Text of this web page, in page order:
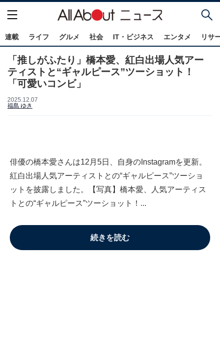
連載 ライフ グルメ 社会 IT・ビジネス エンタメ リサ
「推しがふたり」橋本愛、紅白出場人気アー
ティストと“ギャルピース”ツーショット！
「可愛いコンビ」
2025.12.07
福島 ゆき
俳優の橋本愛さんは12月5日、自身のInstagramを更新。
紅白出場人気アーティストとの“ギャルピース”ツーショ
ットを披露しました。【写真】橋本愛、人気アーティス
トとの“ギャルピース”ツーショット！...
続きを読む